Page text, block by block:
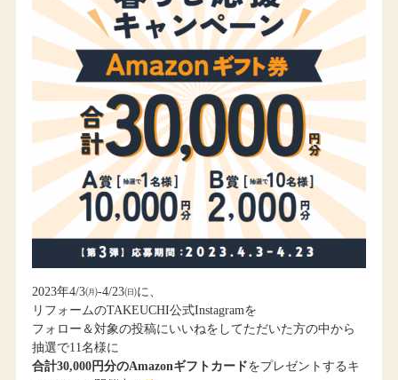
2023年4/3㈪-4/23㈰に、
リフォームのTAKEUCHI公式Instagramを
フォロー＆対象の投稿にいいねをしてただいた方の中から
抽選で11名様に
合計30,000円分のAmazonギフトカードをプレゼントするキ